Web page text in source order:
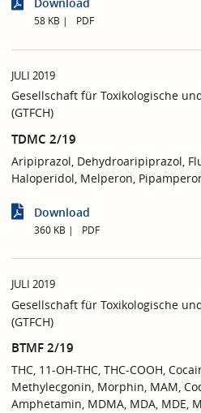
58 KB PDF
JULI 2019
Gesellschaft für Toxikologische
(GTFCH)
TDMC 2/19
Aripiprazol, Dehydroaripiprazol,
Haloperidol, Melperon,
Download
360 KB PDF
JULI 2019
Gesellschaft für Toxikologische
(GTFCH)
BTMF 2/19
THC, 11-OH-THC, THC-COOH,
Methylecgonin, Morphin, MAM,
Amphetamin, MDMA, MDA, MDE,